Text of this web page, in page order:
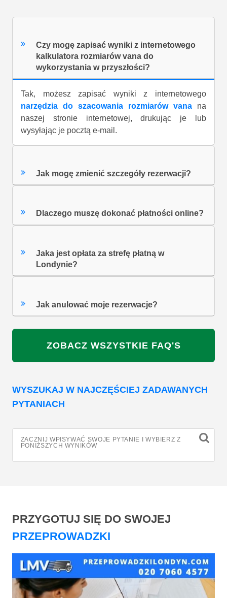
Czy mogę zapisać wyniki z internetowego
kalkulatora rozmiarów vana do
wykorzystania w przyszłości?
Tak, możesz zapisać wyniki z internetowego
narzędzia do szacowania rozmiarów vana na
naszej stronie internetowej, drukując je lub
wysyłając je pocztą e-mail.
Jak mogę zmienić szczegóły rezerwacji?
Dlaczego muszę dokonać płatności online?
Jaka jest opłata za strefę płatną w
Londynie?
Jak anulować moje rezerwacje?
ZOBACZ WSZYSTKIE FAQ'S
WYSZUKAJ W NAJCZĘŚCIEJ ZADAWANYCH
PYTANIACH
ZACZNIJ WPISYWAĆ SWOJE PYTANIE I WYBIERZ Z
PONIŻSZYCH WYNIKÓW
PRZYGOTUJ SIĘ DO SWOJEJ
PRZEPROWADZKI